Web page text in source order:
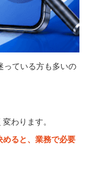
っている方も多いの
わります。
めると、業務で必要